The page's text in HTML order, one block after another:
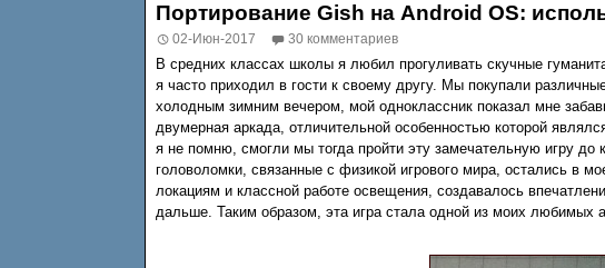
Портирование Gish на Android OS:
02-Июн-2017 30 комментариев
В средних классах школы я любил прогуливать скучные
я часто приходил в гости к своему другу. Мы покупали
холодным зимним вечером, мой одноклассник показал мне
двумерная аркада, отличительной особенностью которой
я не помню, смогли мы тогда пройти эту замечательную игру
головоломки, связанные с физикой игрового мира, остались в
локациям и классной работе освещения, создавалось
дальше. Таким образом, эта игра стала одной из моих